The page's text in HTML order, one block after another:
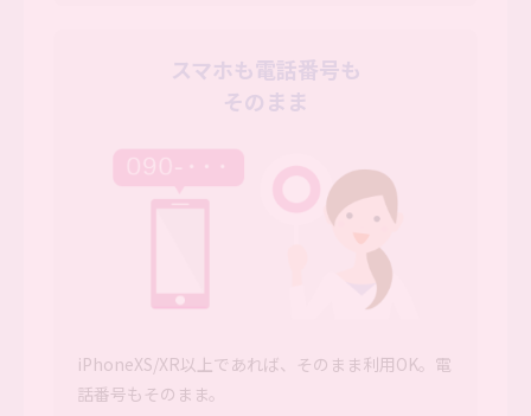
スマホも電話番号も
そのまま
iPhoneXS/XR以上であれば、そのまま利用OK。電
話番号もそのまま。